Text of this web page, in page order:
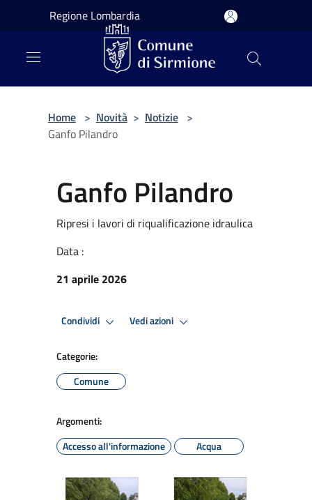
Salta al contenuto principale
Regione Lombardia
Home > Novità > Notizie >
Ganfo Pilandro
Ganfo Pilandro
Ripresi i lavori di riqualificazione idraulica
Data :
21 aprile 2026
Condividi Vedi azioni
Categorie:
Comune
Argomenti:
Accesso all'informazione
Acqua